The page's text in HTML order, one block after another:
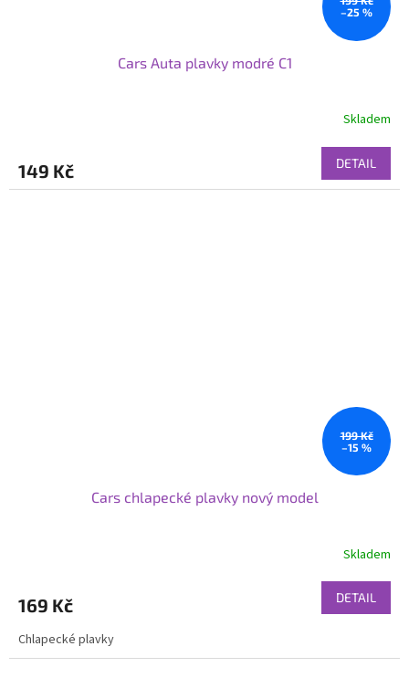
–25 %
Cars Auta plavky modré C1
Skladem
149 Kč DETAIL
199 Kč
–15 %
Cars chlapecké plavky nový model
Skladem
169 Kč DETAIL
Chlapecké plavky